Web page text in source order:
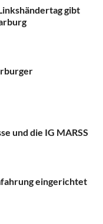
gibt
und die IG MARSS
eingerichtet